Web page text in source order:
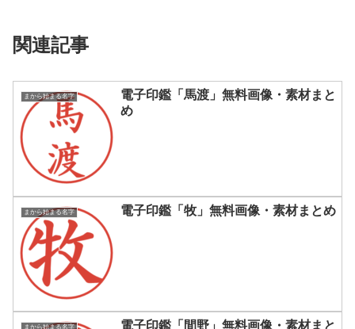
関連記事
まから始まる名字
電子印鑑「馬渡」無料画像・素材まと
め
まから始まる名字 電子印鑑「牧」無料画像・素材まとめ
まから始まる名字
電子印鑑「間野」無料画像・素材まと